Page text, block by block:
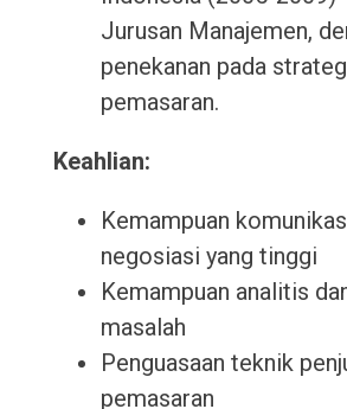
Jurusan Manajemen,
penekanan pada
pemasaran.
Keahlian:
Kemampuan
negosiasi yang tinggi
Kemampuan analitis
masalah
Penguasaan teknik
pemasaran